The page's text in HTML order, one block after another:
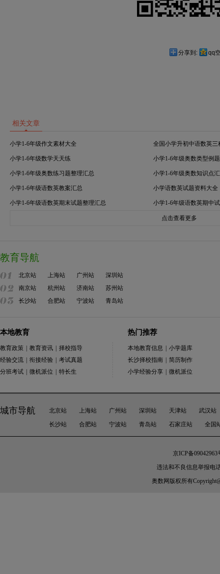
分享到: qq
相关文章
小学1-6年级作文素材大全 全国小学升初中语数英三
小学1-6年级数学天天练 小学1-6年级奥数类型例
小学1-6年级奥数练习题整理汇总 小学1-6年级奥数知识点
小学1-6年级语数英教案汇总 小学语数英试题资料大全
小学1-6年级语数英期末试题整理汇总 小学1-6年级语数英期中
点击查看更多
教育导航
北京站 上海站 广州站
深圳站
南京站
杭州站 济南站
苏州站
长沙站
合肥站 宁波站 青岛站
本地教育
教育政策 教育资讯
择校指导
经验交流
衔接经验
考试真题
分班考试
微机派位 特长生
热门推荐
本地教育信息
小学题库
长沙择校指南
简历制作
小学经验分享
微机派位
城市导航 北京站 上海站 广州站 深圳站 天津站
武汉站
长沙站
合肥站 宁波站 青岛站 石家庄站 全国
京ICP备09042963
违法和不良信息举报电
奥数网 版权所有